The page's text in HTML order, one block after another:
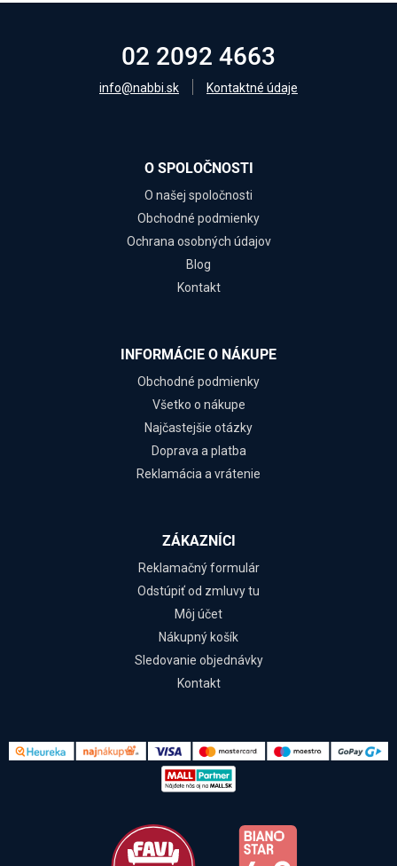
02 2092 4663
info@nabbi.sk Kontaktné údaje
O SPOLOČNOSTI
O našej spoločnosti
Obchodné podmienky
Ochrana osobných údajov
Blog
Kontakt
INFORMÁCIE O NÁKUPE
Obchodné podmienky
Všetko o nákupe
Najčastejšie otázky
Doprava a platba
Reklamácia a vrátenie
ZÁKAZNÍCI
Reklamačný formulár
Odstúpiť od zmluvy tu
Môj účet
Nákupný košík
Sledovanie objednávky
Kontakt